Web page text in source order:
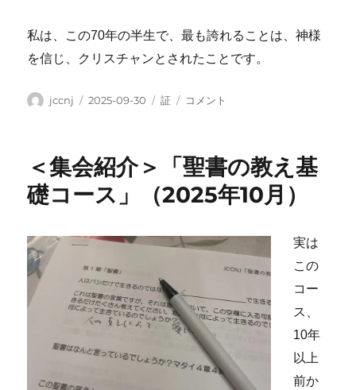
私は、この70年の半生で、最も誇れることは、神様
を信じ、クリスチャンとされたことです。
投
jccnj
投
2025-09-30
カ
証
「神
な
る
と」
に
コメント
＜集会紹介＞「聖書の教え基
礎コース」（2025年10月）
実は
この
コー
ス、
10年
以上
前か